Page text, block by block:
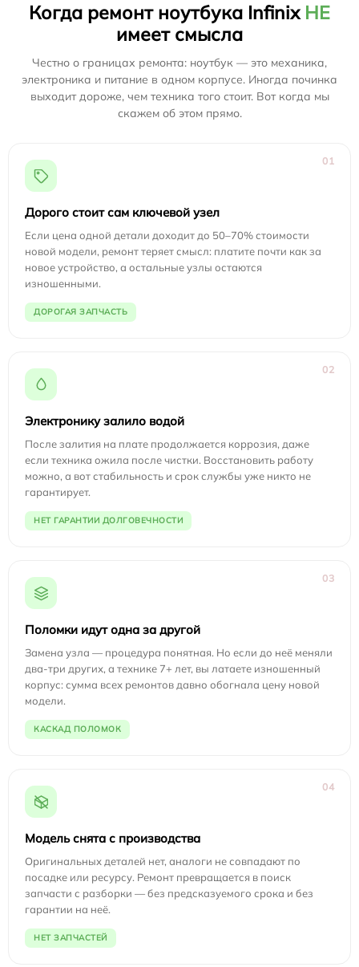
Когда ремонт ноутбука Infinix НЕ
имеет смысла
Честно о границах ремонта: ноутбук — это механика,
электроника и питание в одном корпусе. Иногда починка
выходит дороже, чем техника того стоит. Вот когда мы
скажем об этом прямо.
01
Дорого стоит сам ключевой узел
Если цена одной детали доходит до 50–70% стоимости
новой модели, ремонт теряет смысл: платите почти как за
новое устройство, а остальные узлы остаются
изношенными.
ДОРОГАЯ ЗАПЧАСТЬ
02
Электронику залило водой
После залития на плате продолжается коррозия, даже
если техника ожила после чистки. Восстановить работу
можно, а вот стабильность и срок службы уже никто не
гарантирует.
НЕТ ГАРАНТИИ ДОЛГОВЕЧНОСТИ
03
Поломки идут одна за другой
Замена узла — процедура понятная. Но если до неё меняли
два-три других, а технике 7+ лет, вы латаете изношенный
корпус: сумма всех ремонтов давно обогнала цену новой
модели.
КАСКАД ПОЛОМОК
04
Модель снята с производства
Оригинальных деталей нет, аналоги не совпадают по
посадке или ресурсу. Ремонт превращается в поиск
запчасти с разборки — без предсказуемого срока и без
гарантии на неё.
НЕТ ЗАПЧАСТЕЙ